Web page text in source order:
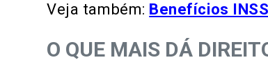
Veja também: Benefícios
O QUE MAIS DÁ